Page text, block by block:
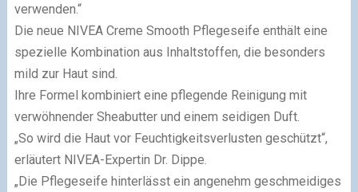
verwenden.“
Die neue NIVEA Creme Smooth Pflegeseife enthält eine
spezielle Kombination aus Inhaltstoffen, die besonders
mild zur Haut sind.
Ihre Formel kombiniert eine pflegende Reinigung mit
verwöhnender Sheabutter und einem seidigen Duft.
„So wird die Haut vor Feuchtigkeitsverlusten geschützt“,
erläutert NIVEA-Expertin Dr. Dippe.
„Die Pflegeseife hinterlässt ein angenehm geschmeidiges